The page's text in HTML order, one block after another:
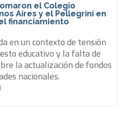
el Colegio
Aires y el Pellegrini en
financiamiento
en un contexto de tensión
educativo y la falta de
la actualización de fondos
nacionales.